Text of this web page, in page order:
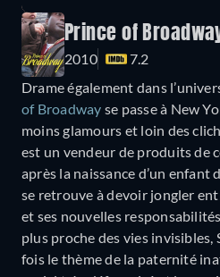
Prince of
2010
7.2
Drame également dans
of Broadway se passe à New
moins glamours et loin des
est un vendeur de produits de
après la naissance d’un enfant
se retrouve à devoir jongler
et ses nouvelles
plus proche des vies invisibles,
fois le thème de la paternité